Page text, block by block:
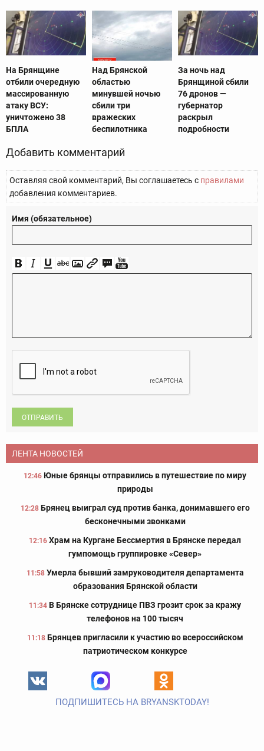
На Брянщине
отбили очередную
массированную
атаку ВСУ:
уничтожено 38
БПЛА
Над Брянской
областью
минувшей ночью
сбили три
вражеских
беспилотника
За ночь над
Брянщиной сбили
76 дронов —
губернатор
раскрыл
подробности
Добавить комментарий
Оставляя свой комментарий, Вы соглашаетесь с правилами
добавления комментариев.
Имя (обязательное)
ОТПРАВИТЬ
ЛЕНТА НОВОСТЕЙ
12:46 Юные брянцы отправились в путешествие по миру
природы
12:28 Брянец выиграл суд против банка, донимавшего его
бесконечными звонками
12:16 Храм на Кургане Бессмертия в Брянске передал
гумпомощь группировке «Север»
11:58 Умерла бывший замруководителя департамента
образования Брянской области
11:34 В Брянске сотруднице ПВЗ грозит срок за кражу
телефонов на 100 тысяч
11:18 Брянцев пригласили к участию во всероссийском
патриотическом конкурсе
ПОДПИШИТЕСЬ НА BRYANSKTODAY!